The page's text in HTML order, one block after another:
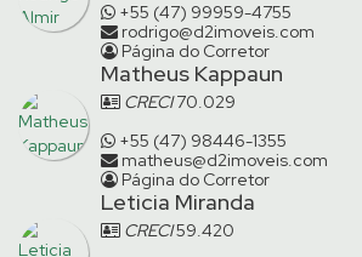
+55 (47) 99959-4755
rodrigo@d2imoveis.com
Página do Corretor
Matheus Kappaun
CRECI70.029
+55 (47) 98446-1355
matheus@d2imoveis.com
Página do Corretor
Leticia Miranda
CRECI59.420